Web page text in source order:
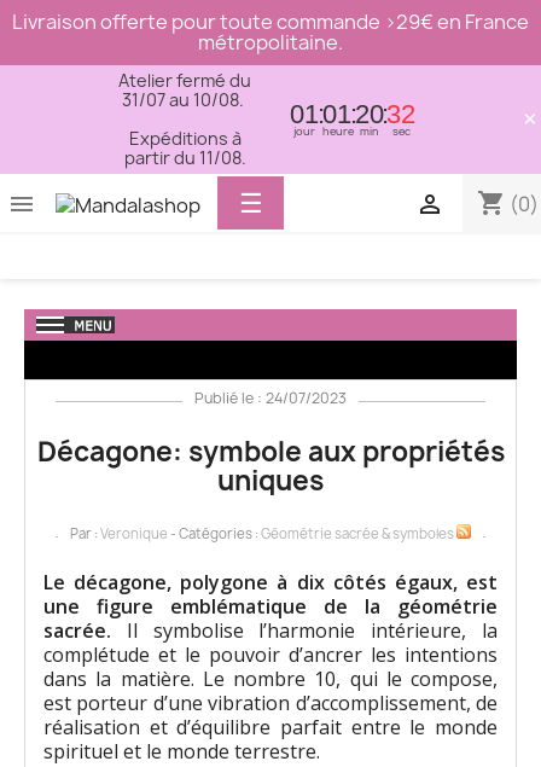
Livraison offerte pour toute commande >29€ en France
métropolitaine.
Atelier fermé du
31/07 au 10/08.
Expéditions à
partir du 11/08.
01
jour
01
heure
20
min
31
sec ×
 shopping_cart (0)

Basculer
la
☰
Publié le : 24/07/2023
Décagone: symbole aux propriétés
uniques
Par :Veronique - Catégories :Géométrie sacrée & symboles
Le décagone, polygone à dix côtés égaux, est
une figure emblématique de la géométrie
sacrée. Il symbolise l’harmonie intérieure, la
complétude et le pouvoir d’ancrer les intentions
dans la matière. Le nombre 10, qui le compose,
est porteur d’une vibration d’accomplissement, de
réalisation et d’équilibre parfait entre le monde
spirituel et le monde terrestre.